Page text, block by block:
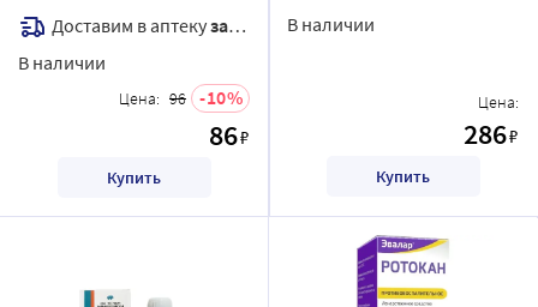
Доставим в аптекузавтра
В наличии
Цена: 96 10
86₽
Купить
В наличии
Цена:
286₽
Купить